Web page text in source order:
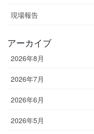
現場報告
アーカイブ
2026年8月
2026年7月
2026年6月
2026年5月